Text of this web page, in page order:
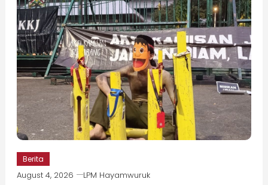
Berita
August 4, 2026 LPM Hayamwuruk